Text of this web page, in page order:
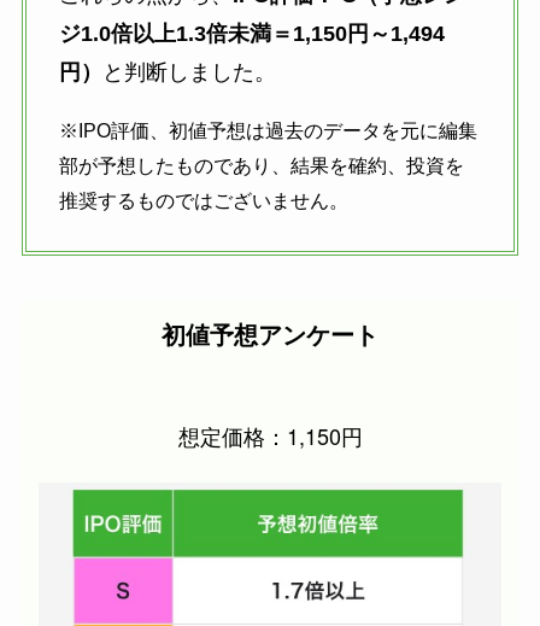
ジ1.0倍以上1.3倍未満＝1,150円～1,494
円）
と判断しました。
※IPO評価、初値予想は過去のデータを元に編集
部が予想したものであり、結果を確約、投資を
推奨するものではございません。
初値予想アンケート
想定価格：1,150円